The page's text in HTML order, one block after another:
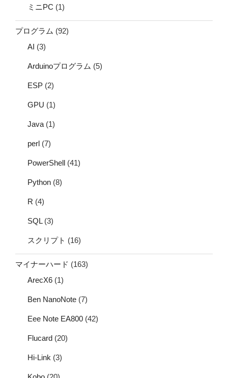
ミニPC (1)
プログラム (92)
AI (3)
Arduinoプログラム (5)
ESP (2)
GPU (1)
Java (1)
perl (7)
PowerShell (41)
Python (8)
R (4)
SQL(3)
スクリプト (16)
マイナーハード (163)
ArecX6 (1)
Ben NanoNote (7)
Eee Note EA800 (42)
Flucard (20)
Hi-Link (3)